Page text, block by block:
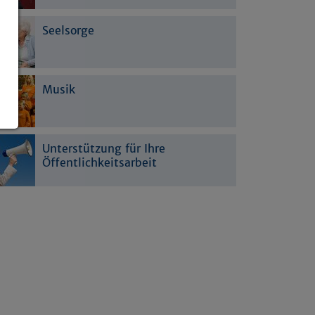
Seelsorge
Musik
Unterstützung für Ihre
Öffentlichkeitsarbeit